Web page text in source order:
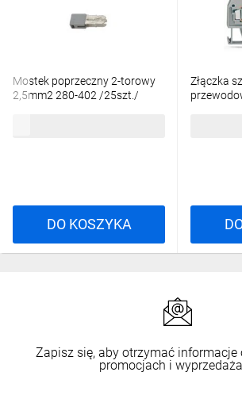
Mostek poprzeczny 2-torowy
2,5mm2 280-402 /25szt./
DO KOSZYKA
Złączka
Zapisz się, aby otrzymać informacje
promocjach i